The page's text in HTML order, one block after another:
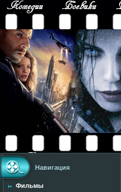
Навигация
Фильмы